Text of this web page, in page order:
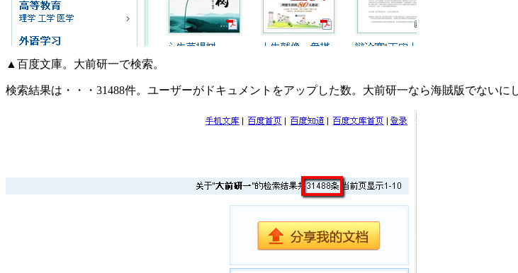
▲百度文庫。大前研一で検索。
検索結果は・・・31488件。ユーザーがドキュメントをアップした数。大前研一なら海賊版でないに